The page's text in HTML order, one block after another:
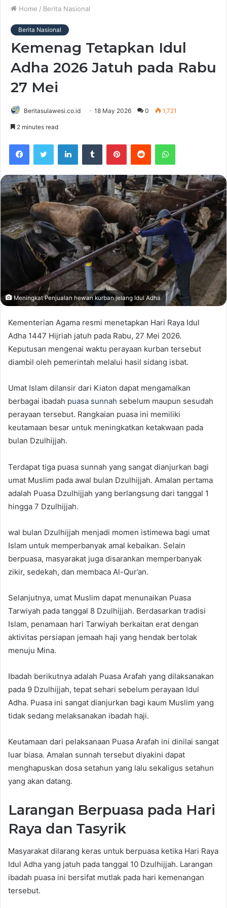
Home / Berita Nasional
Berita Nasional
Kemenag Tetapkan Idul
Adha 2026 Jatuh pada Rabu
27 Mei
Beritasulawesi.co.id 18 May 2026 0 1,721
2 minutes read
Meningkat Penjualan hewan kurban jelang Idul Adha
Kementerian Agama resmi menetapkan Hari Raya Idul
Adha 1447 Hijriah jatuh pada Rabu, 27 Mei 2026.
Keputusan mengenai waktu perayaan kurban tersebut
diambil oleh pemerintah melalui hasil sidang isbat.
Umat Islam dilansir dari Kiaton dapat mengamalkan
berbagai ibadah puasa sunnah sebelum maupun sesudah
perayaan tersebut. Rangkaian puasa ini memiliki
keutamaan besar untuk meningkatkan ketakwaan pada
bulan Dzulhijjah.
Terdapat tiga puasa sunnah yang sangat dianjurkan bagi
umat Muslim pada awal bulan Dzulhijjah. Amalan pertama
adalah Puasa Dzulhijjah yang berlangsung dari tanggal 1
hingga 7 Dzulhijjah.
wal bulan Dzulhijjah menjadi momen istimewa bagi umat
Islam untuk memperbanyak amal kebaikan. Selain
berpuasa, masyarakat juga disarankan memperbanyak
zikir, sedekah, dan membaca Al-Qur’an.
Selanjutnya, umat Muslim dapat menunaikan Puasa
Tarwiyah pada tanggal 8 Dzulhijjah. Berdasarkan tradisi
Islam, penamaan hari Tarwiyah berkaitan erat dengan
aktivitas persiapan jemaah haji yang hendak bertolak
menuju Mina.
Ibadah berikutnya adalah Puasa Arafah yang dilaksanakan
pada 9 Dzulhijjah, tepat sehari sebelum perayaan Idul
Adha. Puasa ini sangat dianjurkan bagi kaum Muslim yang
tidak sedang melaksanakan ibadah haji.
Keutamaan dari pelaksanaan Puasa Arafah ini dinilai sangat
luar biasa. Amalan sunnah tersebut diyakini dapat
menghapuskan dosa setahun yang lalu sekaligus setahun
yang akan datang.
Larangan Berpuasa pada Hari
Raya dan Tasyrik
Masyarakat dilarang keras untuk berpuasa ketika Hari Raya
Idul Adha yang jatuh pada tanggal 10 Dzulhijjah. Larangan
ibadah puasa ini bersifat mutlak pada hari kemenangan
tersebut.